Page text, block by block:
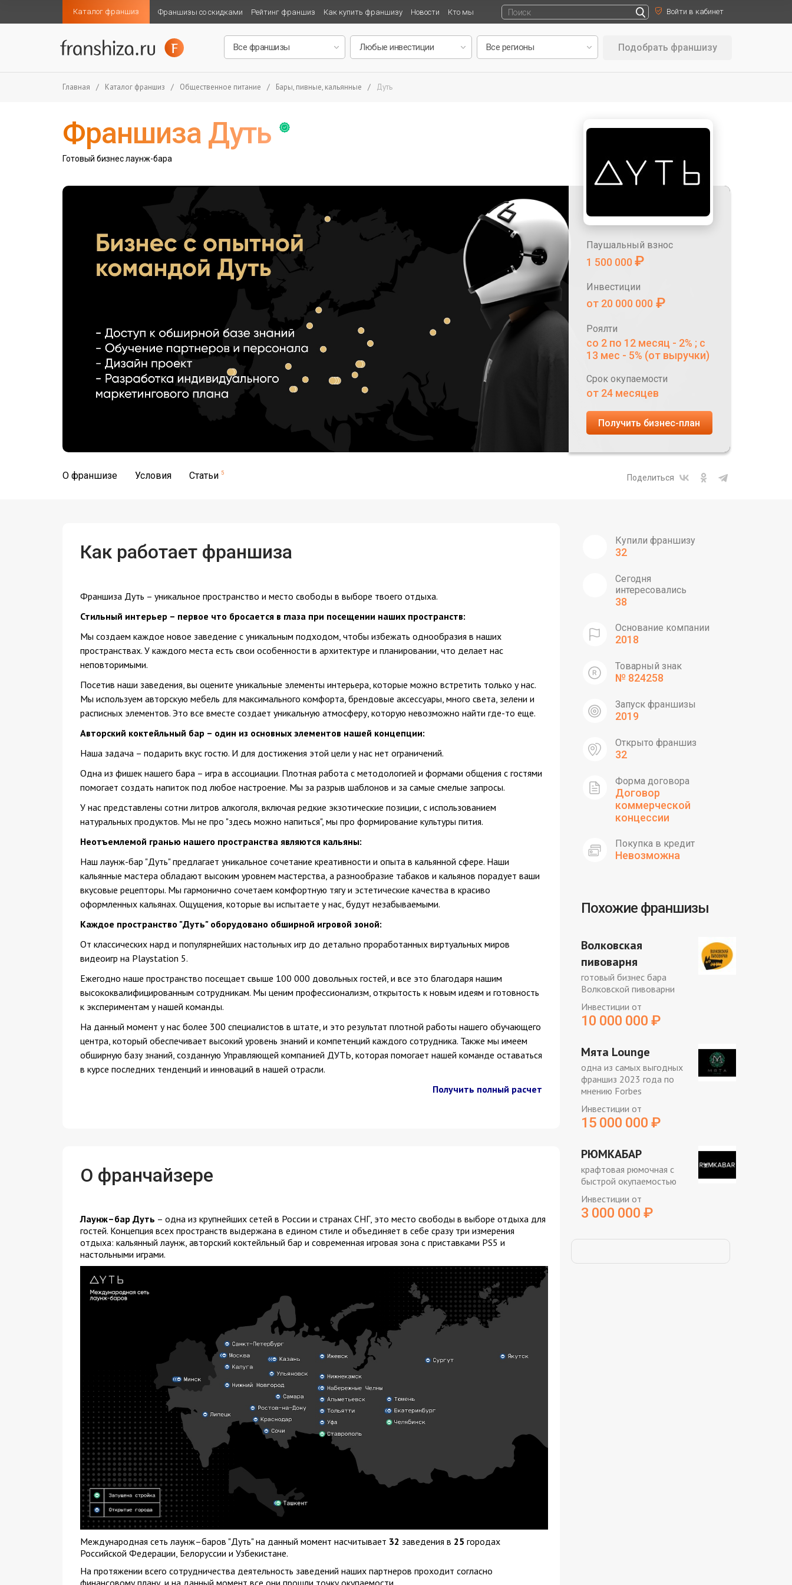
Каталог франшиз Франшизы со скидками Рейтинг франшиз Как купить франшизу Новости Кто мы Войти в кабинет
Подобрать франшизу
Главная / Каталог франшиз / Общественное питание / Бары, пивные, кальянные / Дуть
Франшиза Дуть
Готовый бизнес лаунж-бара
Паушальный взнос
1 500 000 ₽
Инвестиции
от 20 000 000 ₽
Роялти
со 2 по 12 месяц - 2% ; с
13 мес - 5% (от выручки)
Срок окупаемости
от 24 месяцев
Получить бизнес-план
О франшизе Условия Статьи 5 Поделиться
Как работает франшиза
Франшиза Дуть – уникальное пространство и место свободы в выборе твоего отдыха.
Стильный интерьер – первое что бросается в глаза при посещении наших пространств:
Мы создаем каждое новое заведение с уникальным подходом, чтобы избежать однообразия в наших
пространствах. У каждого места есть свои особенности в архитектуре и планировании, что делает нас
неповторимыми.
Посетив наши заведения, вы оцените уникальные элементы интерьера, которые можно встретить только у нас.
Мы используем авторскую мебель для максимального комфорта, брендовые аксессуары, много света, зелени и
расписных элементов. Это все вместе создает уникальную атмосферу, которую невозможно найти где-то еще.
Авторский коктейльный бар – один из основных элементов нашей концепции:
Наша задача – подарить вкус гостю. И для достижения этой цели у нас нет ограничений.
Одна из фишек нашего бара – игра в ассоциации. Плотная работа с методологией и формами общения с гостями
помогает создать напиток под любое настроение. Мы за разрыв шаблонов и за самые смелые запросы.
У нас представлены сотни литров алкоголя, включая редкие экзотические позиции, с использованием
натуральных продуктов. Мы не про "здесь можно напиться", мы про формирование культуры пития.
Неотъемлемой гранью нашего пространства являются кальяны:
Наш лаунж-бар "Дуть" предлагает уникальное сочетание креативности и опыта в кальянной сфере. Наши
кальянные мастера обладают высоким уровнем мастерства, а разнообразие табаков и кальянов порадует ваши
вкусовые рецепторы. Мы гармонично сочетаем комфортную тягу и эстетические качества в красиво
оформленных кальянах. Ощущения, которые вы испытаете у нас, будут незабываемыми.
Каждое пространство "Дуть" оборудовано обширной игровой зоной:
От классических нард и популярнейших настольных игр до детально проработанных виртуальных миров
видеоигр на Playstation 5.
Ежегодно наше пространство посещает свыше 100 000 довольных гостей, и все это благодаря нашим
высококвалифицированным сотрудникам. Мы ценим профессионализм, открытость к новым идеям и готовность
к экспериментам у нашей команды.
На данный момент у нас более 300 специалистов в штате, и это результат плотной работы нашего обучающего
центра, который обеспечивает высокий уровень знаний и компетенций каждого сотрудника. Также мы имеем
обширную базу знаний, созданную Управляющей компанией ДУТЬ, которая помогает нашей команде оставаться
в курсе последних тенденций и инноваций в нашей отрасли.
Получить полный расчет
О франчайзере
Лаунж–бар Дуть – одна из крупнейших сетей в России и странах СНГ, это место свободы в выборе отдыха для
гостей. Концепция всех пространств выдержана в едином стиле и объединяет в себе сразу три измерения
отдыха: кальянный лаунж, авторский коктейльный бар и современная игровая зона с приставками PS5 и
настольными играми.
Международная сеть лаунж–баров "Дуть" на данный момент насчитывает 32 заведения в 25 городах
Российской Федерации, Белоруссии и Узбекистане.
На протяжении всего сотрудничества деятельность заведений наших партнеров проходит согласно
финансовому плану, и на данный момент все они прошли точку окупаемости.
Купили франшизу
32
Сегодня
интересовались
38
Основание компании
2018
Товарный знак
№ 824258
Запуск франшизы
2019
Открыто франшиз
32
Форма договора
Договор
коммерческой
концессии
Покупка в кредит
Невозможна
Похожие франшизы
Волковская
пивоварня
готовый бизнес бара
Волковской пивоварни
Инвестиции от
10 000 000 ₽
Мята Lounge
одна из самых выгодных
франшиз 2023 года по
мнению Forbes
Инвестиции от
15 000 000 ₽
РЮМКАБАР
крафтовая рюмочная с
быстрой окупаемостью
Инвестиции от
3 000 000 ₽